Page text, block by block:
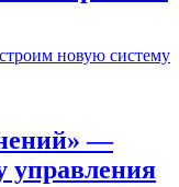
—
управления